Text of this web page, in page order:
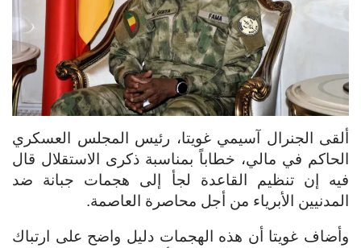
ألقى الجنرال آسيمي غويتا، رئيس المجلس العسكري
الحاكم في مالي، خطاباً بمناسبة ذكرى الاستقلال قال
فيه إن تنظيم القاعدة لجأ إلى هجمات جبانة ضد
المدنيين الأبرياء من أجل محاصرة العاصمة.
وأضاف غويتا أن هذه الهجمات دليل واضح على ارتباك